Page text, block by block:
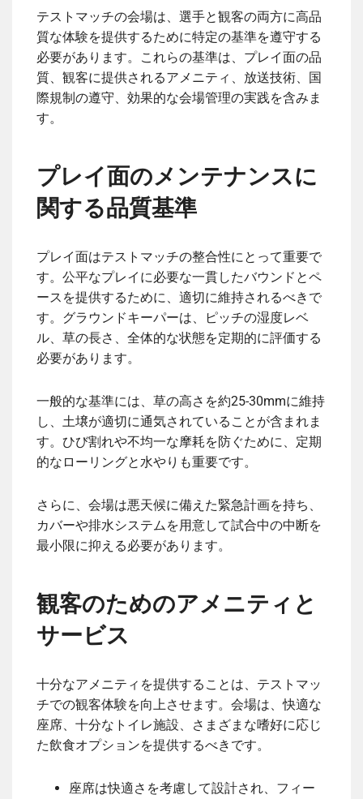
テストマッチの会場は、選手と観客の両方に高品
質な体験を提供するために特定の基準を遵守する
必要があります。これらの基準は、プレイ面の品
質、観客に提供されるアメニティ、放送技術、国
際規制の遵守、効果的な会場管理の実践を含みま
す。
プレイ面のメンテナンスに
関する品質基準
プレイ面はテストマッチの整合性にとって重要で
す。公平なプレイに必要な一貫したバウンドとペ
ースを提供するために、適切に維持されるべきで
す。グラウンドキーパーは、ピッチの湿度レベ
ル、草の長さ、全体的な状態を定期的に評価する
必要があります。
一般的な基準には、草の高さを約25-30mmに維持
し、土壌が適切に通気されていることが含まれま
す。ひび割れや不均一な摩耗を防ぐために、定期
的なローリングと水やりも重要です。
さらに、会場は悪天候に備えた緊急計画を持ち、
カバーや排水システムを用意して試合中の中断を
最小限に抑える必要があります。
観客のためのアメニティと
サービス
十分なアメニティを提供することは、テストマッ
チでの観客体験を向上させます。会場は、快適な
座席、十分なトイレ施設、さまざまな嗜好に応じ
た飲食オプションを提供するべきです。
座席は快適さを考慮して設計され、フィー